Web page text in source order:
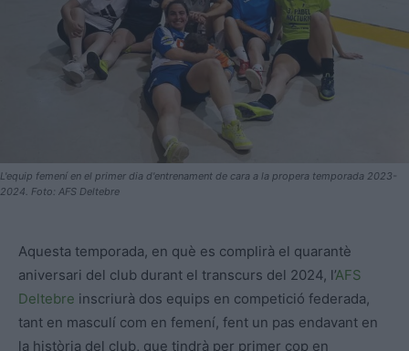
L'equip femení en el primer dia d'entrenament de cara a la propera temporada 2023-
2024. Foto: AFS Deltebre
Aquesta temporada, en què es complirà el quarantè
aniversari del club durant el transcurs del 2024, l’AFS
Deltebre inscriurà dos equips en competició federada,
tant en masculí com en femení, fent un pas endavant en
la història del club, que tindrà per primer cop en